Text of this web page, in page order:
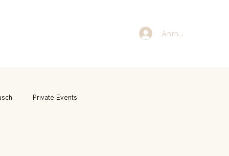
Anmelden
Private Events